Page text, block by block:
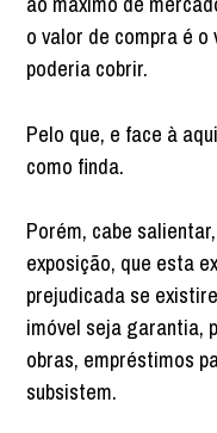
o valor de compra é
poderia cobrir.
Pelo que, e face à
como finda.
Porém, cabe
exposição, que esta
prejudicada se
imóvel seja garantia,
obras, empréstimos
subsistem.